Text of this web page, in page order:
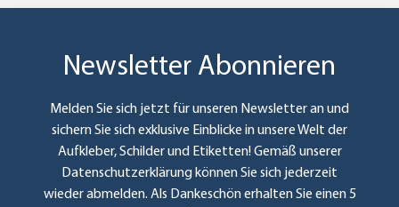
Newsletter Abonnieren
Melden Sie sich jetzt für unseren Newsletter an und
sichern Sie sich exklusive Einblicke in unsere Welt der
Aufkleber, Schilder und Etiketten! Gemäß unserer
Datenschutzerklärung können Sie sich jederzeit
wieder abmelden. Als Dankeschön erhalten Sie einen 5